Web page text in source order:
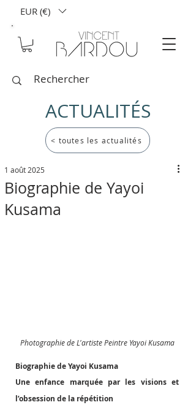
EUR (€)
ACTUALITÉS
< toutes les actualités
Biographie de Yayoi
Kusama
1 août 2025
Photographie de L'artiste Peintre Yayoi Kusama
Biographie de Yayoi Kusama
Une enfance marquée par les visions et
l’obsession de la répétition